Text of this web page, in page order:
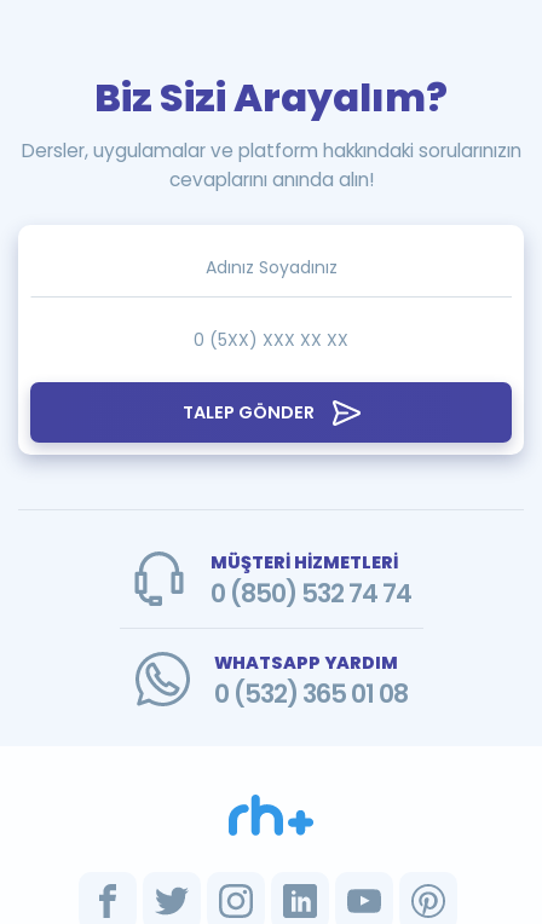
TALEP GÖNDER
Biz Sizi Arayalım?
Dersler, uygulamalar ve platform hakkındaki sorularınızın
cevaplarını anında alın!
MÜŞTERİ HİZMETLERİ
0 (850) 532 74 74
WHATSAPP YARDIM
0 (532) 365 01 08